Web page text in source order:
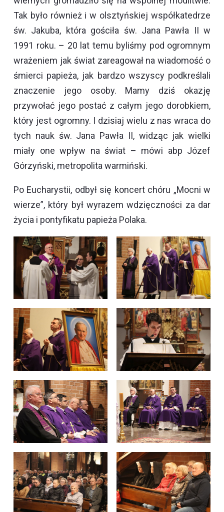
Tak było również i w olsztyńskiej współkatedrze
św. Jakuba, która gościła św. Jana Pawła II w
1991 roku. – 20 lat temu byliśmy pod ogromnym
wrażeniem jak świat zareagował na wiadomość o
śmierci papieża, jak bardzo wszyscy podkreślali
znaczenie jego osoby. Mamy dziś okazję
przywołać jego postać z całym jego dorobkiem,
który jest ogromny. I dzisiaj wielu z nas wraca do
tych nauk św. Jana Pawła II, widząc jak wielki
miały one wpływ na świat – mówi abp Józef
Górzyński, metropolita warmiński.
Po Eucharystii, odbył się koncert chóru „Mocni w
wierze”, który był wyrazem wdzięczności za dar
życia i pontyfikatu papieża Polaka.